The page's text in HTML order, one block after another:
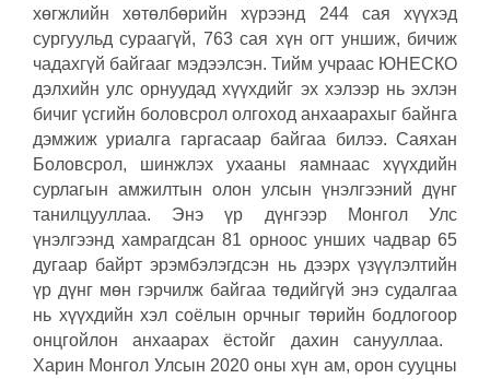
хөгжлийн хөтөлбөрийн хүрээнд 244 сая хүүхэд
сургуульд сураагүй, 763 сая хүн огт уншиж, бичиж
чадахгүй байгааг мэдээлсэн. Тийм учраас ЮНЕСКО
дэлхийн улс орнуудад хүүхдийг эх хэлээр нь эхлэн
бичиг үсгийн боловсрол олгоход анхаарахыг байнга
дэмжиж уриалга гаргасаар байгаа билээ. Саяхан
Боловсрол, шинжлэх ухааны яамнаас хүүхдийн
сурлагын амжилтын олон улсын үнэлгээний дүнг
танилцууллаа. Энэ үр дүнгээр Монгол Улс
үнэлгээнд хамрагдсан 81 орноос унших чадвар 65
дугаар байрт эрэмбэлэгдсэн нь дээрх үзүүлэлтийн
үр дүнг мөн гэрчилж байгаа төдийгүй энэ судалгаа
нь хүүхдийн хэл соёлын орчныг төрийн бодлогоор
онцгойлон анхаарах ёстойг дахин санууллаа. ​
Харин Монгол Улсын 2020 оны хүн ам, орон сууцны